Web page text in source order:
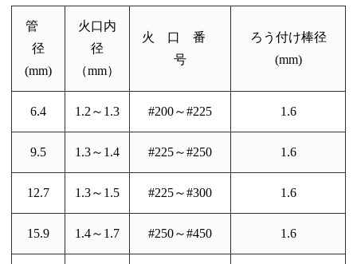
管
径
(mm)
火口内
径
（mm）
火 口 番
号
ろう付け棒径
(mm)
6.4 1.2～1.3 #200～#225 1.6
9.5 1.3～1.4 #225～#250 1.6
12.7 1.3～1.5 #225～#300 1.6
15.9 1.4～1.7 #250～#450 1.6